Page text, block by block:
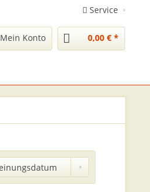
Service
Mein Konto 0,00 € *